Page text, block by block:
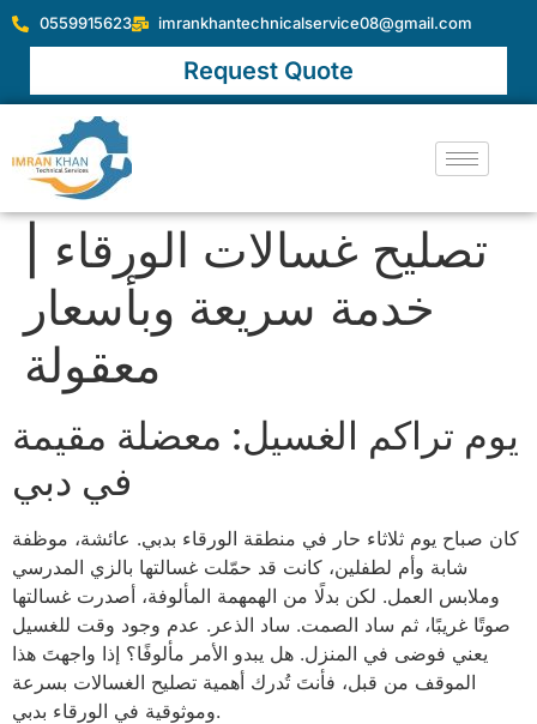
0559915623 imrankhantechnicalservice08@gmail.com
Request Quote
تصليح غسالات الورقاء |
خدمة سريعة وبأسعار
معقولة
يوم تراكم الغسيل: معضلة مقيمة
في دبي
كان صباح يوم ثلاثاء حار في منطقة الورقاء بدبي. عائشة، موظفة
شابة وأم لطفلين، كانت قد حمّلت غسالتها بالزي المدرسي
وملابس العمل. لكن بدلًا من الهمهمة المألوفة، أصدرت غسالتها
صوتًا غريبًا، ثم ساد الصمت. ساد الذعر. عدم وجود وقت للغسيل
يعني فوضى في المنزل. هل يبدو الأمر مألوفًا؟ إذا واجهتَ هذا
الموقف من قبل، فأنتَ تُدرك أهمية تصليح الغسالات بسرعة
وموثوقية في الورقاء بدبي.